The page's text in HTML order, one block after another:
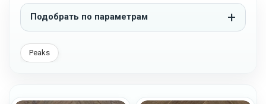
Подобрать по параметрам
Peaks